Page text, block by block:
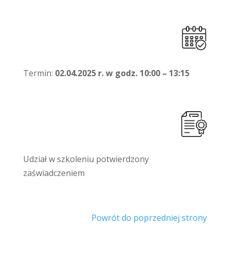
Termin: 02.04.2025 r. w godz. 10:00 – 13:15
Udział w szkoleniu potwierdzony
zaświadczeniem
Powrót do poprzedniej strony